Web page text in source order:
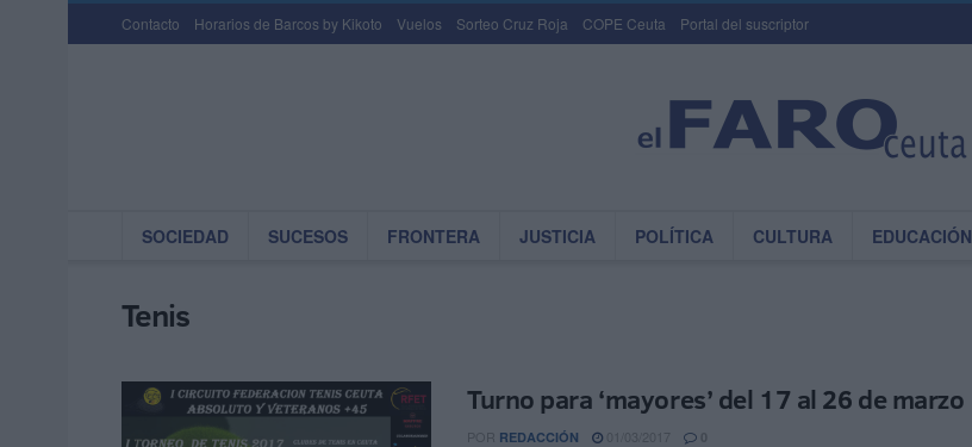
Contacto Horarios de Barcos by Kikoto Vuelos Sorteo Cruz Roja COPE Ceuta Portal del suscriptor
SOCIEDAD SUCESOS FRONTERA JUSTICIA POLÍTICA CULTURA EDUCACIÓN
Tenis
Turno para ‘mayores’ del 17 al 26 de marzo
POR REDACCIÓN 01/03/2017 0